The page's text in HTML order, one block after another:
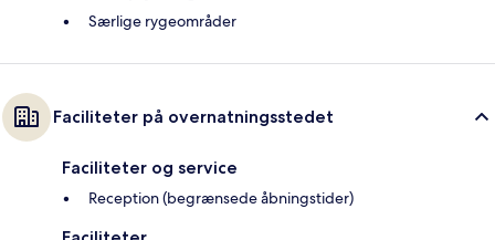
Særlige rygeområder
Faciliteter på overnatningsstedet
Faciliteter og service
Reception (begrænsede åbningstider)